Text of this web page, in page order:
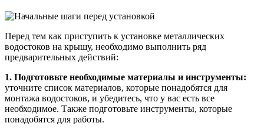
Перед тем как приступить к установке металлических
водостоков на крышу, необходимо выполнить ряд
предварительных действий:
1. Подготовьте необходимые материалы и инструменты:
уточните список материалов, которые понадобятся для
монтажа водостоков, и убедитесь, что у вас есть все
необходимое. Также подготовьте инструменты, которые
понадобятся для работы.